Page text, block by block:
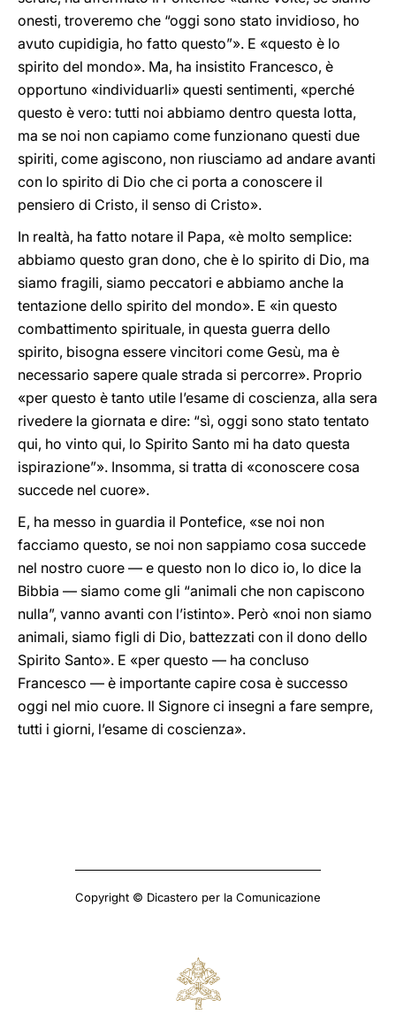
onesti, troveremo che “oggi sono stato invidioso, ho
avuto cupidigia, ho fatto questo”». E «questo è lo
spirito del mondo». Ma, ha insistito Francesco, è
opportuno «individuarli» questi sentimenti, «perché
questo è vero: tutti noi abbiamo dentro questa lotta,
ma se noi non capiamo come funzionano questi due
spiriti, come agiscono, non riusciamo ad andare avanti
con lo spirito di Dio che ci porta a conoscere il
pensiero di Cristo, il senso di Cristo».
In realtà, ha fatto notare il Papa, «è molto semplice:
abbiamo questo gran dono, che è lo spirito di Dio, ma
siamo fragili, siamo peccatori e abbiamo anche la
tentazione dello spirito del mondo». E «in questo
combattimento spirituale, in questa guerra dello
spirito, bisogna essere vincitori come Gesù, ma è
necessario sapere quale strada si percorre». Proprio
«per questo è tanto utile l’esame di coscienza, alla sera
rivedere la giornata e dire: “sì, oggi sono stato tentato
qui, ho vinto qui, lo Spirito Santo mi ha dato questa
ispirazione”». Insomma, si tratta di «conoscere cosa
succede nel cuore».
E, ha messo in guardia il Pontefice, «se noi non
facciamo questo, se noi non sappiamo cosa succede
nel nostro cuore — e questo non lo dico io, lo dice la
Bibbia — siamo come gli “animali che non capiscono
nulla”, vanno avanti con l’istinto». Però «noi non siamo
animali, siamo figli di Dio, battezzati con il dono dello
Spirito Santo». E «per questo — ha concluso
Francesco — è importante capire cosa è successo
oggi nel mio cuore. Il Signore ci insegni a fare sempre,
tutti i giorni, l’esame di coscienza».
Copyright © Dicastero per la Comunicazione